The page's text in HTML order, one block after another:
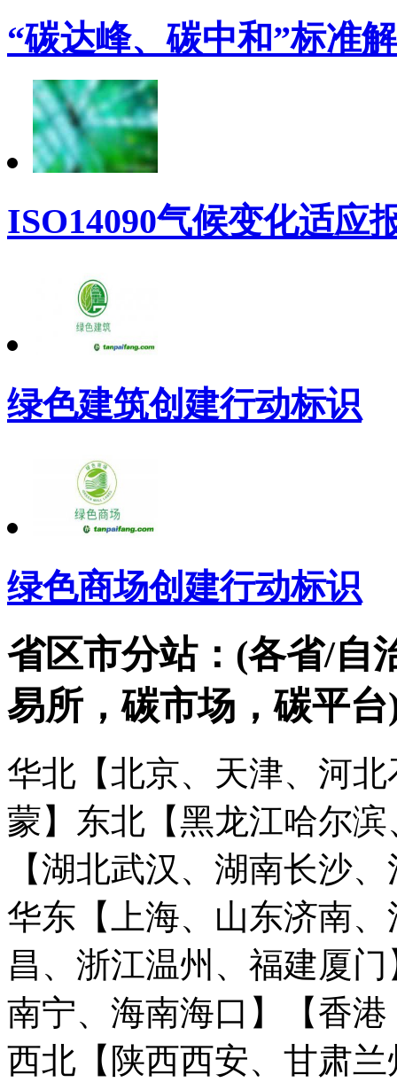
“碳达峰、碳中和”标准
ISO14090气候变化适应
绿色建筑创建行动标识
绿色商场创建行动标识
省区市分站：(各省/自
易所，碳市场，碳平台
华北【北京、天津、河
蒙】 东北【黑龙江哈尔
【湖北武汉、湖南长沙
华东【上海、山东济南
昌、浙江温州、福建厦门
南宁、海南海口】
【香
西北【陕西西安、甘肃